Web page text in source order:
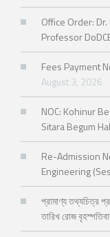
Office Order:
Professor
Fees Payment
August 3, 2026
NOC: Kohinur
Sitara Begum
Re-Admission
Engineering
প্রামাণ্য তথ্যচিত্র
তারিখ রোজ